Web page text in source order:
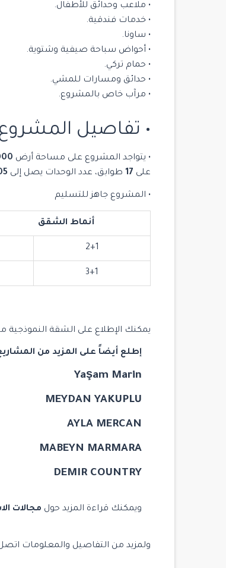
• ملاعب وحدائق للأطفال.
• خدمات فندقية.
• ساونا.
• أحواض سباحة صيفية وشتوية.
• حمام تركي.
• حدائق ومسارات للمشي.
• مرآب خاص بالمشروع.
• تفاصيل
• يتواجد المشروع على مساحة أرض
على 17 طوابق، عدد الوحدات يصل إلى
• المشروع جاهز للتسليم
أنماط الشقق
2+1
3+1
يمكنك الإطلاع على الشقة النموذجية
إطلع أيضاً على المزيد من
Yaşam Marin
MEYDAN YAKUPLU
AYLA MERCAN
MABEYN MARMARA
DEMIR COUNTRY
ويمكنك قراءة المزيد حول مجالات
ولمزيد من التفاصيل والمعلومات اتصل
مشروع Yoo Istanbul
2